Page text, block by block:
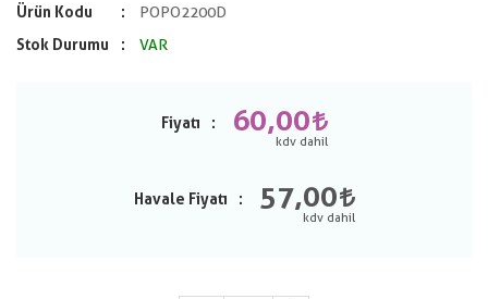
Ürün Kodu
POPO2200D
Stok Durumu
VAR
Fiyatı 60,00
Havale Fiyatı 57,00